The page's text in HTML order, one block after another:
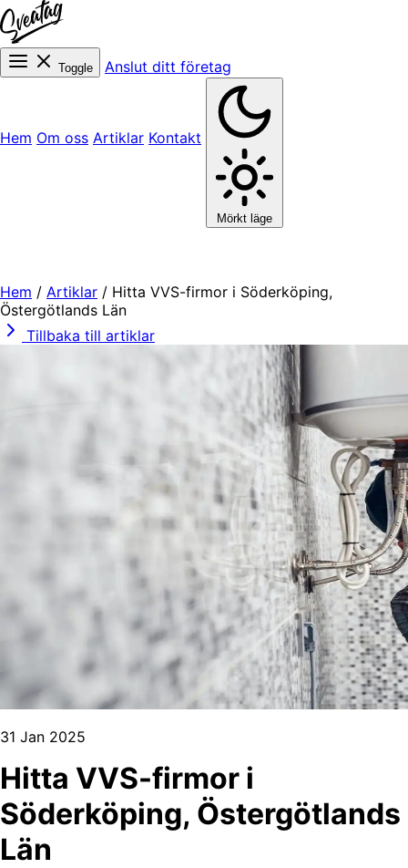
Toggle Anslut ditt företag
Hem Om oss Artiklar Kontakt
Mörkt läge
Hem / Artiklar / Hitta VVS-firmor i Söderköping,
Östergötlands Län
Tillbaka till artiklar
31 Jan 2025
Hitta VVS-firmor i
Söderköping, Östergötlands
Län